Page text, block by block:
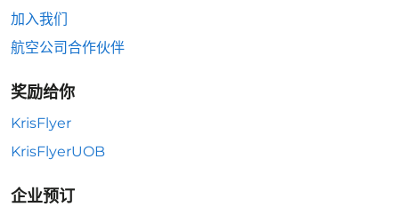
加入我们
航空公司合作伙伴
奖励给你
KrisFlyer
KrisFlyerUOB
企业预订